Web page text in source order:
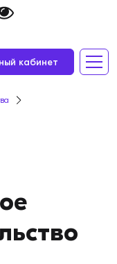
кабинет